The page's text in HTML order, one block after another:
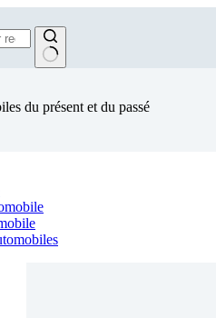
du présent et du passé